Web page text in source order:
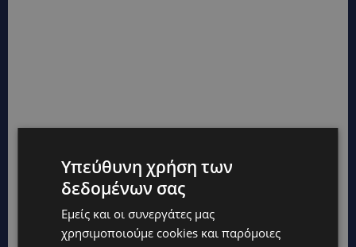
Υπεύθυνη χρήση των
δεδομένων σας
Εμείς και οι συνεργάτες μας
χρησιμοποιούμε cookies και παρόμοιες